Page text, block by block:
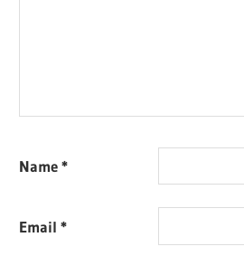
Name*
Email*